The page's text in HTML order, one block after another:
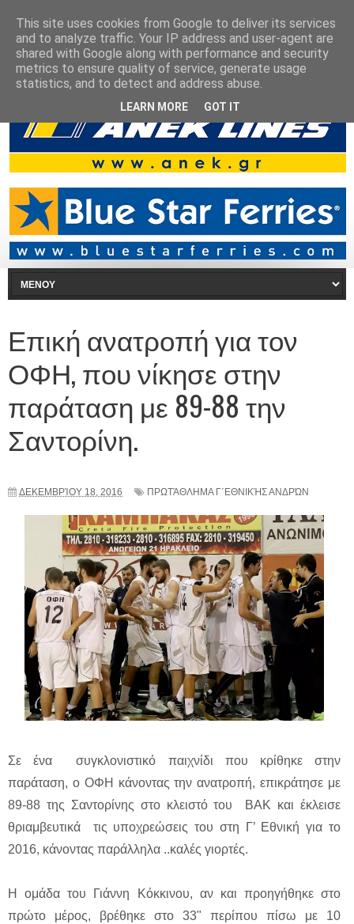
Επική ανατροπή για τον
ΟΦΗ, που νίκησε στην
παράταση με 89-88 την
Σαντορίνη.
ΔΕΚΕΜΒΡΊΟΥ 18, 2016 ΠΡΩΤΆΘΛΗΜΑ Γ΄ΕΘΝΙΚΉΣ ΑΝΔΡΏΝ
Σε ένα συγκλονιστικό παιχνίδι που κρίθηκε στην
παράταση, ο ΟΦΗ κάνοντας την ανατροπή, επικράτησε με
89-88 της Σαντορίνης στο κλειστό του ΒΑΚ και έκλεισε
θριαμβευτικά τις υποχρεώσεις του στη Γ’ Εθνική για το
2016, κάνοντας παράλληλα ..καλές γιορτές.
Η ομάδα του Γιάννη Κόκκινου, αν και προηγήθηκε στο
πρώτο μέρος, βρέθηκε στο 33" περίπου πίσω με 10
This site uses cookies from Google to deliver its services
and to analyze traffic. Your IP address and user-agent are
shared with Google along with performance and security
metrics to ensure quality of service, generate usage
statistics, and to detect and address abuse.
LEARN MORE GOT IT